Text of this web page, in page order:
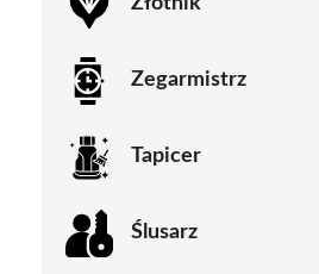
Zegarmistrz
Tapicer
Ślusarz